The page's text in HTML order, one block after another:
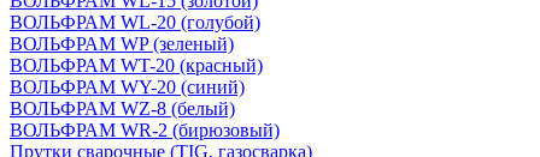
ВОЛЬФРАМ WL-20 (голубой)
ВОЛЬФРАМ WP (зеленый)
ВОЛЬФРАМ WT-20 (красный)
ВОЛЬФРАМ WY-20 (синий)
ВОЛЬФРАМ WZ-8 (белый)
ВОЛЬФРАМ WR-2 (бирюзовый)
Прутки сварочные (TIG, газосварка)